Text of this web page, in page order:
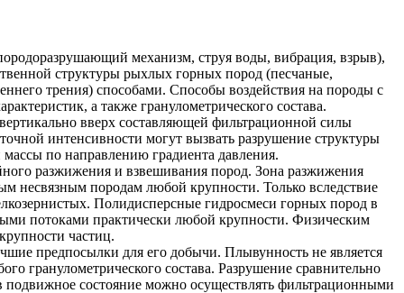
механизм, струя воды, вибрация, взрыв),
структуры рыхлых горных пород (песчаные,
трения) способами. Способы воздействия на породы с
а также гранулометрического состава.
вверх составляющей фильтрационной силы
интенсивности могут вызвать разрушение структуры
по направлению градиента давления.
разжижения и взвешивания пород. Зона разжижения
несвязным породам любой крупности. Только вследствие
Полидисперсные гидросмеси горных пород в
потоками практически любой крупности. Физическим
частиц.
предпосылки для его добычи. Плывунность не является
гранулометрического состава. Разрушение сравнительно
состояние можно осуществлять фильтрационными